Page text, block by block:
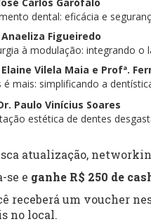
dental: eficácia e
Anaeliza Figueiredo
à modulação: integrando o
Vilela Maia e Profª.
é mais: simplificando a
Paulo Vinícius Soares
estética de dentes
atualização,
se e ganhe R$ 250 de
receberá um voucher
no local.